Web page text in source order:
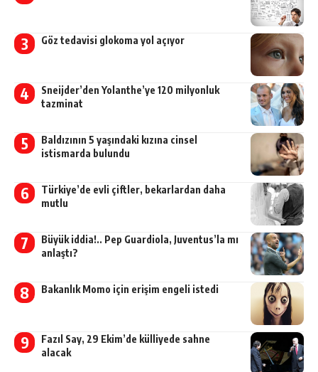
Göz tedavisi glokoma yol açıyor
Sneijder’den Yolanthe’ye 120 milyonluk
tazminat
Baldızının 5 yaşındaki kızına cinsel
istismarda bulundu
Türkiye’de evli çiftler, bekarlardan daha
mutlu
Büyük iddia!.. Pep Guardiola, Juventus’la mı
anlaştı?
Bakanlık Momo için erişim engeli istedi
Fazıl Say, 29 Ekim’de külliyede sahne
alacak